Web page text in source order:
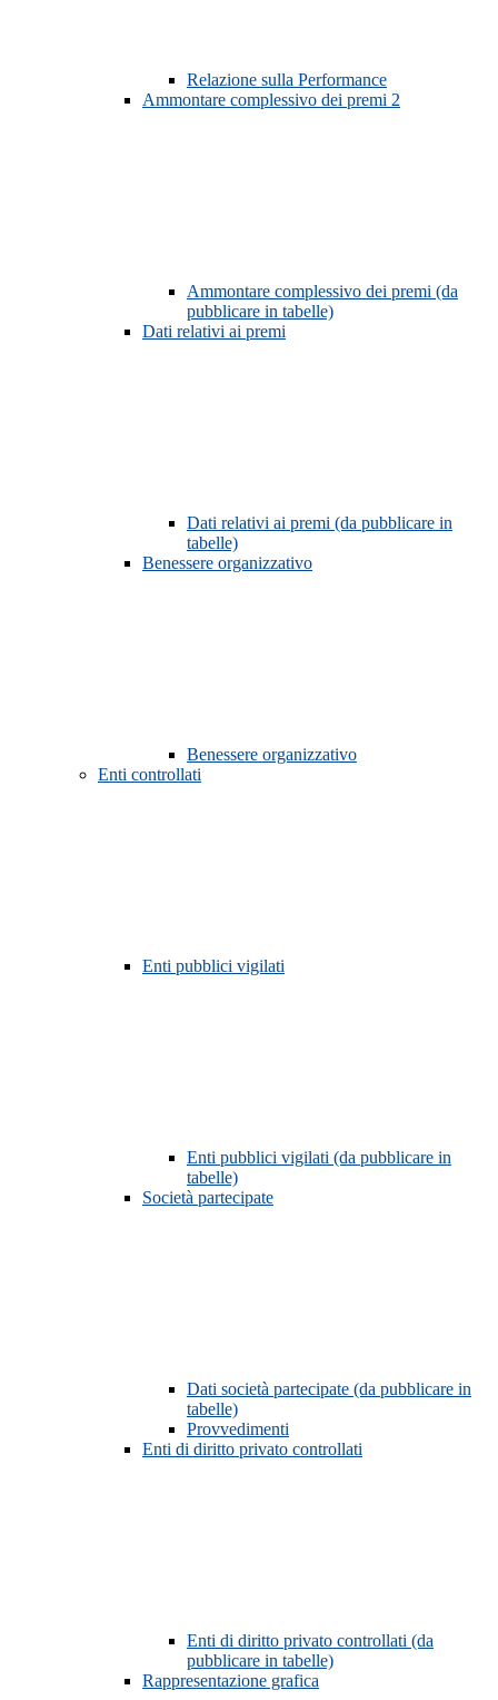
Relazione sulla Performance
Ammontare complessivo dei premi 2
Ammontare complessivo dei premi (da
pubblicare in tabelle)
Dati relativi ai premi
Dati relativi ai premi (da pubblicare in
tabelle)
Benessere organizzativo
Benessere organizzativo
Enti controllati
Enti pubblici vigilati
Enti pubblici vigilati (da pubblicare in
tabelle)
Società partecipate
Dati società partecipate (da pubblicare in
tabelle)
Provvedimenti
Enti di diritto privato controllati
Enti di diritto privato controllati (da
pubblicare in tabelle)
Rappresentazione grafica